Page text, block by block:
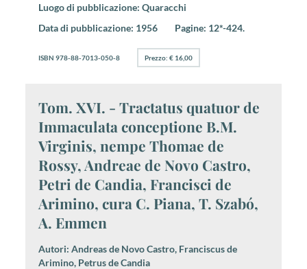
Luogo di pubblicazione: Quaracchi
Data di pubblicazione: 1956 Pagine: 12*-424.
ISBN 978-88-7013-050-8 Prezzo: € 16,00
Tom. XVI. - Tractatus quatuor de
Immaculata conceptione B.M.
Virginis, nempe Thomae de
Rossy, Andreae de Novo Castro,
Petri de Candia, Francisci de
Arimino, cura C. Piana, T. Szabó,
A. Emmen
Autori: Andreas de Novo Castro, Franciscus de
Arimino, Petrus de Candia